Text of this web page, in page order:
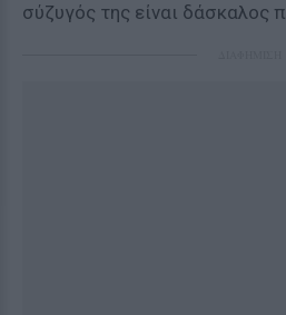
σύζυγός της είναι δάσκαλος